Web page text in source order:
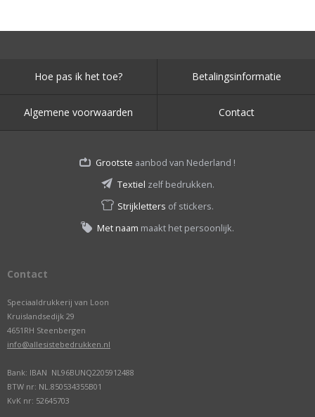
Hoe pas ik het toe? Betalingsinformatie
Algemene voorwaarden Contact
Grootste aanbod van Nederland !
Textiel zelf bedrukken.
Strijkletters of stickers.
Met naam maakt het persoonlijk.
Contact
Speciaaldrukkerij van Loon
Kruislandsedijk 29
4651RH Steenbergen
info@allesistebedrukken.nl
Bank: IBAN NL96BUNQ2205912488
BTW nr: NL.850534355B01
KvK nr: 52645703